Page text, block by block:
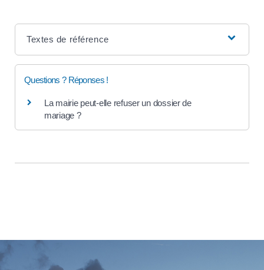
Textes de référence
Questions ? Réponses !
La mairie peut-elle refuser un dossier de
mariage ?